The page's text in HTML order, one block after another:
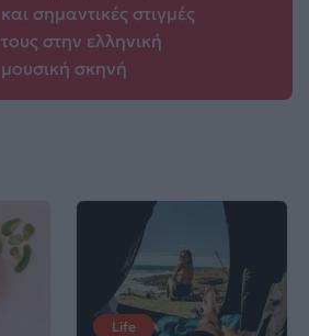
και σημαντικές στιγμές
τους στην ελληνική
μουσική σκηνή
Life